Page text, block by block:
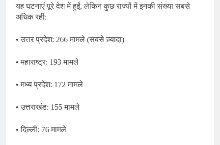
यह घटनाएं पूरे देश में हुईं, लेकिन कुछ राज्यों में इनकी संख्या सबसे
अधिक रही:
• उत्तर प्रदेश: 266 मामले (सबसे ज़्यादा)
• महाराष्ट्र: 193 मामले
• मध्य प्रदेश: 172 मामले
• उत्तराखंड: 155 मामले
• दिल्ली: 76 मामले